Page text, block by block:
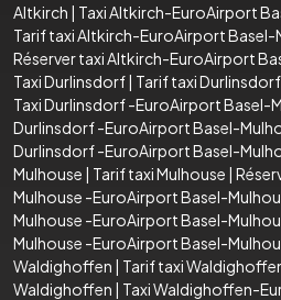
Altkirch | Taxi Altkirch-EuroAirport
Tarif taxi Altkirch-EuroAirport Basel-
Réserver taxi Altkirch-EuroAirport
Taxi Durlinsdorf| Tarif taxi Durlinsdorf
Taxi Durlinsdorf -EuroAirport Basel-
Durlinsdorf -EuroAirport Basel-
Durlinsdorf -EuroAirport Basel-
Mulhouse | Tarif taxi Mulhouse |
Mulhouse -EuroAirport Basel-
Mulhouse -EuroAirport Basel-
Mulhouse -EuroAirport Basel-
Waldighoffen | Tarif taxi
Waldighoffen | Taxi Waldighoffen-